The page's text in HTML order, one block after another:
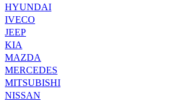
HYUNDAI
IVECO
JEEP
KIA
MAZDA
MERCEDES
MITSUBISHI
NISSAN